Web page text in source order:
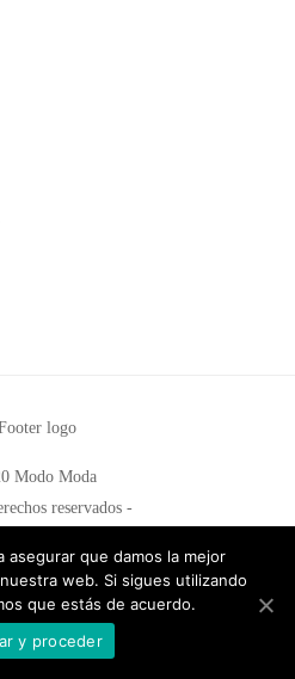
Modo Moda
reservados -
de Privacidad
de Cookies
asegurar que damos la mejor
web. Si sigues utilizando
que estás de acuerdo.
y proceder